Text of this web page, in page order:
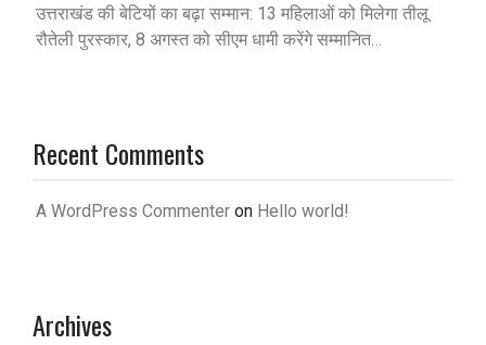
उत्तराखंड की बेटियों का बढ़ा सम्मान: 13 महिलाओं को मिलेगा तीलू
रौतेली पुरस्कार, 8 अगस्त को सीएम धामी करेंगे सम्मानित…
Recent Comments
A WordPress Commenter on Hello world!
Archives